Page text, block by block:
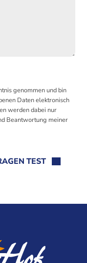
genommen und bin
Daten elektronisch
werden dabei nur
Beantwortung meiner
TEST